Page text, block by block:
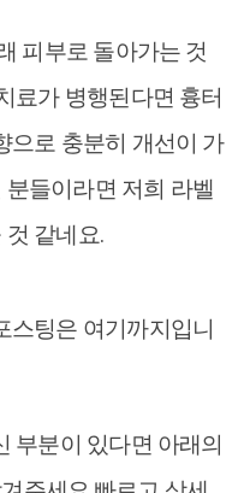
피부로 돌아가는 것
료가 병행된다면 흉터
으로 충분히 개선이 가
들이라면 저희 라벨
같네요.
스팅은 여기까지입니
부분이 있다면 아래의